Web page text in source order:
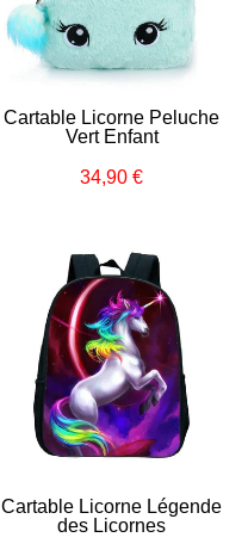
Cartable Licorne Peluche
Vert Enfant
Prix
34,90 €
Cartable Licorne Légende
des Licornes